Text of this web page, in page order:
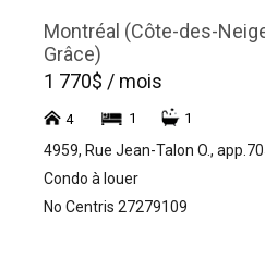
Montréal (Côte-des-
Grâce)
1 770$ / mois
4 1 1
4959, Rue Jean-Talon O.,
Condo à louer
No Centris 27279109